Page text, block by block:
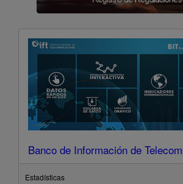
Banco de Información de
Estadísticas